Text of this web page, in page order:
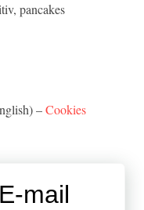
, pancakes
–Cookies
mail